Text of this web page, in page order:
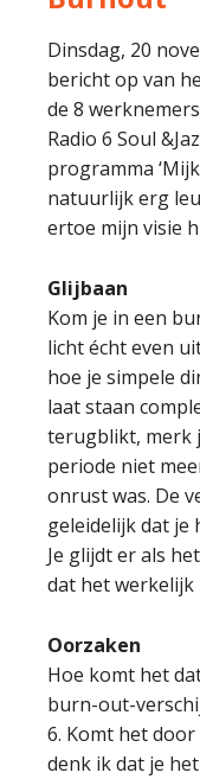
Dinsdag, 20
bericht op van
de 8
Radio 6 Soul
programma
natuurlijk erg
ertoe mijn visie
Glijbaan
Kom je in een
licht écht even
hoe je simpele
laat staan
terugblikt, merk
periode niet
onrust was. De
geleidelijk dat je
Je glijdt er als
dat het werkelijk
Oorzaken
Hoe komt het
burn-out-
6. Komt het door
denk ik dat je